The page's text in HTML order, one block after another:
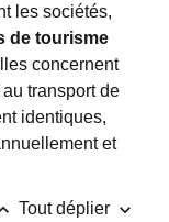
les sociétés,
de tourisme
concernent
transport de
identiques,
et
Tout déplier keyboard_arrow_down